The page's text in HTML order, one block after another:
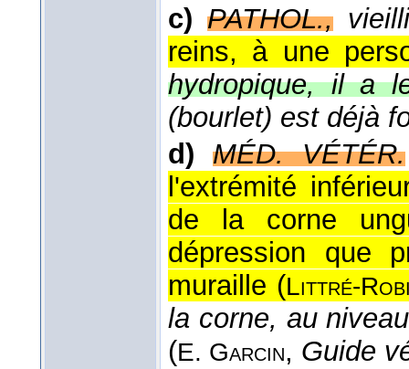
c) PATHOL.,
reins, à une
hydropique, il a
(bourlet) est déjà
d)
MÉD. VÉTÉR.
l'extrémité
de la corne
dépression que
muraille (Littré-
la corne, au
(E. Garcin, Guide